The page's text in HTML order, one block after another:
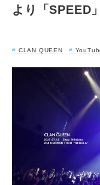
より「SPEED
CLAN QUEEN